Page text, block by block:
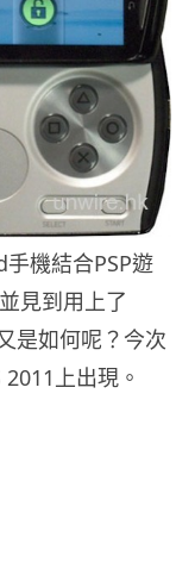
機結合PSP遊
見到用上了
是如何呢？今次
上出現。